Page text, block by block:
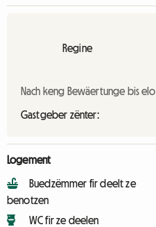
Regine
Nach keng Bewäertunge bis elo
Gastgeber zënter:
Logement
Buedzëmmer fir deelt ze
benotzen
WC fir ze deelen